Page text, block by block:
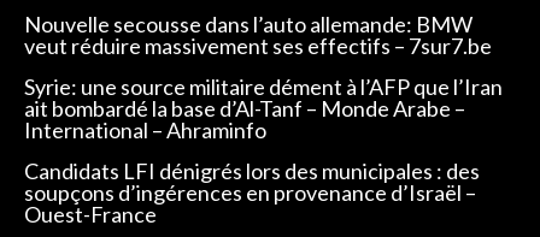
Nouvelle secousse dans l’auto allemande: BMW
veut réduire massivement ses effectifs – 7sur7.be
Syrie: une source militaire dément à l’AFP que l’Iran
ait bombardé la base d’Al-Tanf – Monde Arabe –
International – Ahraminfo
Candidats LFI dénigrés lors des municipales : des
soupçons d’ingérences en provenance d’Israël –
Ouest-France